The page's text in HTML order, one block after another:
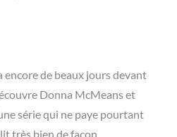
encore de beaux jours devant
Donna McMeans et
série qui ne paye pourtant
très bien de façon